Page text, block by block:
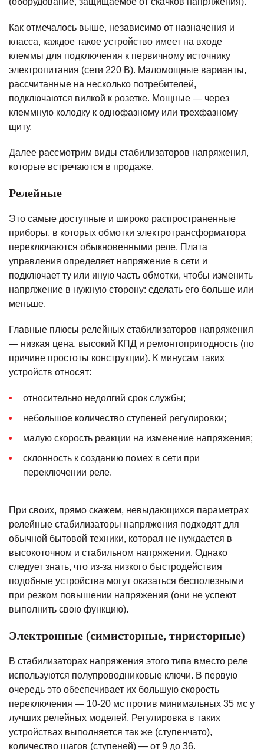
Как отмечалось выше, независимо от назначения и
класса, каждое такое устройство имеет на входе
клеммы для подключения к первичному источнику
электропитания (сети 220 В). Маломощные варианты,
рассчитанные на несколько потребителей,
подключаются вилкой к розетке. Мощные — через
клеммную колодку к однофазному или трехфазному
щиту.
Далее рассмотрим виды стабилизаторов напряжения,
которые встречаются в продаже.
Релейные
Это самые доступные и широко распространенные
приборы, в которых обмотки электротрансформатора
переключаются обыкновенными реле. Плата
управления определяет напряжение в сети и
подключает ту или иную часть обмотки, чтобы изменить
напряжение в нужную сторону: сделать его больше или
меньше.
Главные плюсы релейных стабилизаторов напряжения
— низкая цена, высокий КПД и ремонтопригодность (по
причине простоты конструкции). К минусам таких
устройств относят:
относительно недолгий срок службы;
небольшое количество ступеней регулировки;
малую скорость реакции на изменение напряжения;
склонность к созданию помех в сети при
переключении реле.
При своих, прямо скажем, невыдающихся параметрах
релейные стабилизаторы напряжения подходят для
обычной бытовой техники, которая не нуждается в
высокоточном и стабильном напряжении. Однако
следует знать, что из-за низкого быстродействия
подобные устройства могут оказаться бесполезными
при резком повышении напряжения (они не успеют
выполнить свою функцию).
Электронные (симисторные, тиристорные)
В стабилизаторах напряжения этого типа вместо реле
используются полупроводниковые ключи. В первую
очередь это обеспечивает их большую скорость
переключения — 10-20 мс против минимальных 35 мс у
лучших релейных моделей. Регулировка в таких
устройствах выполняется так же (ступенчато),
количество шагов (ступеней) — от 9 до 36.